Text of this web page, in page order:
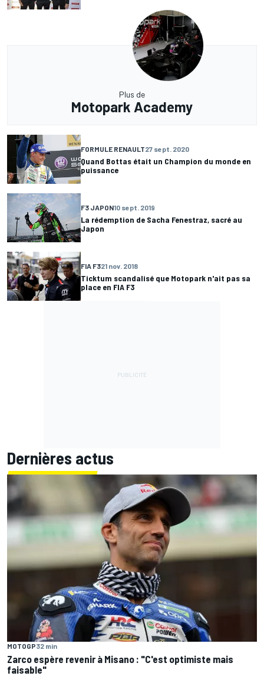
Plus de
Motopark Academy
FORMULE RENAULT27 sept. 2020
Quand Bottas était un Champion du monde en
puissance
F3 JAPON10 sept. 2019
La rédemption de Sacha Fenestraz, sacré au
Japon
FIA F321 nov. 2018
Ticktum scandalisé que Motopark n'ait pas sa
place en FIA F3
Dernières actus
MOTOGP32 min
Zarco espère revenir à Misano : "C'est optimiste mais
faisable"